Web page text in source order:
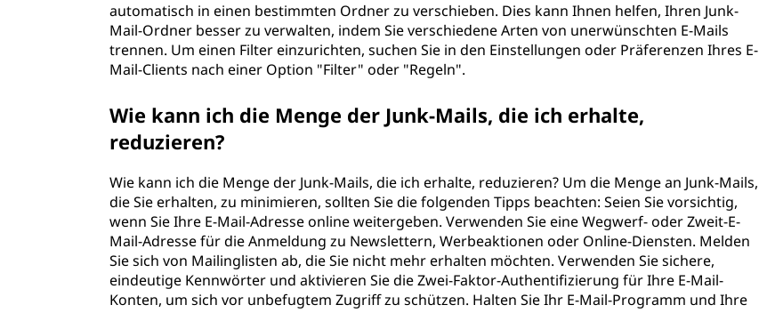
automatisch in einen bestimmten Ordner zu verschieben. Dies kann Ihnen helfen, Ihren Junk-
Mail-Ordner besser zu verwalten, indem Sie verschiedene Arten von unerwünschten E-Mails
trennen. Um einen Filter einzurichten, suchen Sie in den Einstellungen oder Präferenzen Ihres E-
Mail-Clients nach einer Option "Filter" oder "Regeln".
Wie kann ich die Menge der Junk-Mails, die ich erhalte,
reduzieren?
Wie kann ich die Menge der Junk-Mails, die ich erhalte, reduzieren? Um die Menge an Junk-Mails,
die Sie erhalten, zu minimieren, sollten Sie die folgenden Tipps beachten: Seien Sie vorsichtig,
wenn Sie Ihre E-Mail-Adresse online weitergeben. Verwenden Sie eine Wegwerf- oder Zweit-E-
Mail-Adresse für die Anmeldung zu Newslettern, Werbeaktionen oder Online-Diensten. Melden
Sie sich von Mailinglisten ab, die Sie nicht mehr erhalten möchten. Verwenden Sie sichere,
eindeutige Kennwörter und aktivieren Sie die Zwei-Faktor-Authentifizierung für Ihre E-Mail-
Konten, um sich vor unbefugtem Zugriff zu schützen. Halten Sie Ihr E-Mail-Programm und Ihre